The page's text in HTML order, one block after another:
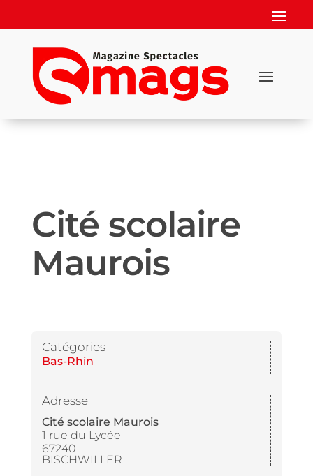
Cité scolaire
Maurois
Catégories
Bas-Rhin
Adresse
Cité scolaire Maurois
1 rue du Lycée
67240
BISCHWILLER